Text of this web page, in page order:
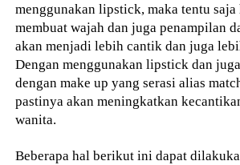
menggunakan lipstick, maka tentu
membuat wajah dan juga penampilan
akan menjadi lebih cantik dan juga
Dengan menggunakan lipstick dan
dengan make up yang serasi alias
pastinya akan meningkatkan
wanita.
Beberapa hal berikut ini dapat